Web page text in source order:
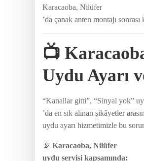
Karacaoba, Nilüfer
’da çanak anten montajı
📺
Uydu Ayarı
“Kanallar gitti”, “Sinyal yok”
’da en sık alınan şikâyetler
uydu ayarı hizmetimizle bu
📡 Karacaoba, Nilüfer
uydu servisi kapsamında: